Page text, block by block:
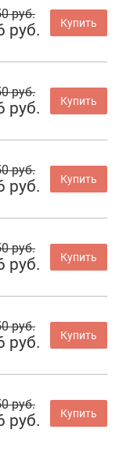
руб.
руб. Купить
руб.
руб. Купить
руб.
руб. Купить
руб.
руб. Купить
руб.
руб. Купить
руб.
руб. Купить